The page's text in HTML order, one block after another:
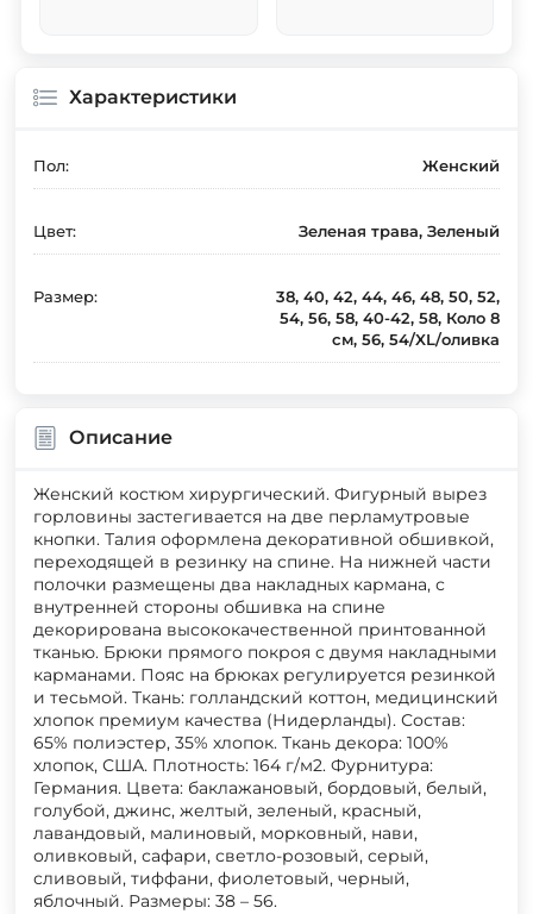
Характеристики
Пол: Женский
Цвет: Зеленая трава, Зеленый
Размер:
38, 40, 42, 44, 46, 48, 50, 52,
54, 56, 58, 40-42, 58, Коло 8
см, 56, 54/XL/оливка
Описание
Женский костюм хирургический. Фигурный вырез
горловины застегивается на две перламутровые
кнопки. Талия оформлена декоративной обшивкой,
переходящей в резинку на спине. На нижней части
полочки размещены два накладных кармана, с
внутренней стороны обшивка на спине
декорирована высококачественной принтованной
тканью. Брюки прямого покроя с двумя накладными
карманами. Пояс на брюках регулируется резинкой
и тесьмой. Ткань: голландский коттон, медицинский
хлопок премиум качества (Нидерланды). Состав:
65% полиэстер, 35% хлопок. Ткань декора: 100%
хлопок, США. Плотность: 164 г/м2. Фурнитура:
Германия. Цвета: баклажановый, бордовый, белый,
голубой, джинс, желтый, зеленый, красный,
лавандовый, малиновый, морковный, нави,
оливковый, сафари, светло-розовый, серый,
сливовый, тиффани, фиолетовый, черный,
яблочный. Размеры: 38 – 56.